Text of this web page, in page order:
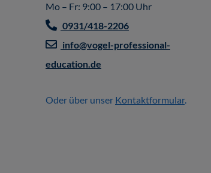
Mo – Fr: 9:00 – 17:00 Uhr
0931/418-2206
info@vogel-professional-
education.de
Oder über unser Kontaktformular.